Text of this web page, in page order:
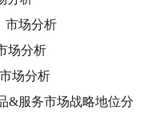
市场分析
场分析
场分析
&服务市场战略地位分